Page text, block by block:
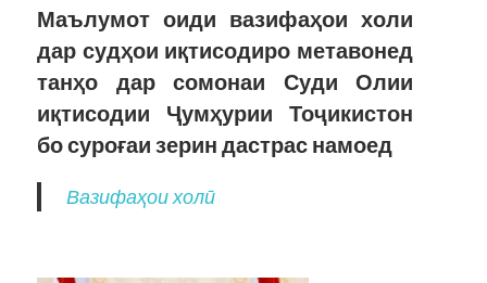
Маълумот оиди вазифаҳои холи
дар судҳои иқтисодиро метавонед
танҳо дар сомонаи Суди Олии
иқтисодии Ҷумҳурии Тоҷикистон
бо суроғаи зерин дастрас намоед
Вазифаҳои холӣ